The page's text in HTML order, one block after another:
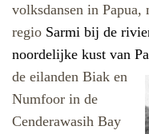
volksdansen in Papua,
regio Sarmi bij de
noordelijke kust van
de eilanden Biak en
Numfoor in de
Cenderawasih Bay